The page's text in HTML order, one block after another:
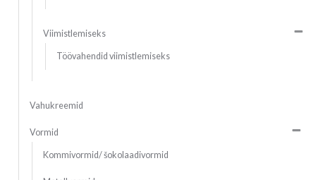
Viimistlemiseks
Töövahendid viimistlemiseks
Vahukreemid
Vormid
Kommivormid/ šokolaadivormid